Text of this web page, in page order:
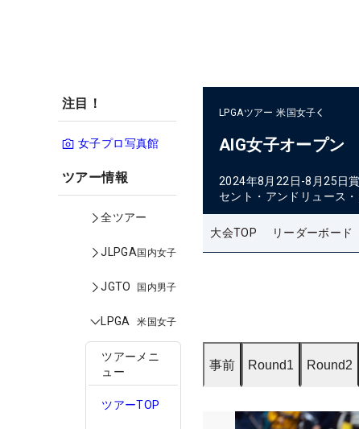
注目！
女子プロ写真館
ツアー情報
全ツアー
JLPGA国内女子
JGTO 国内男子
LPGA 米国女子
ツアーメニ
ュー
ツアーTOP
LPGAツアー 米国女子
AIG女子オープン
2024年8月22日-8月25日
セント・アンドリュース
大会TOP リーダーボード
事前 Round1 Round2